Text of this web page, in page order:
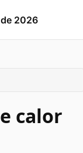
2026
calor